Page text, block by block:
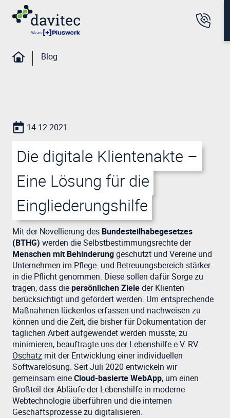
Blog
14.12.2021
Die digitale Klientenakte –
Eine Lösung für die
Eingliederungshilfe
Mit der Novellierung des Bundesteilhabegesetzes
(BTHG) werden die Selbstbestimmungsrechte der
Menschen mit Behinderunggeschützt und Vereine und
Unternehmen im Pflege- und Betreuungsbereich stärker
in die Pflicht genommen. Diese sollen dafür Sorge zu
tragen, dass diepersönlichen Zieleder Klienten
berücksichtigt und gefördert werden. Um entsprechende
Maßnahmen lückenlos erfassen und nachweisen zu
können und die Zeit, die bisher für Dokumentation der
täglichen Arbeit aufgewendet werden musste, zu
minimieren, beauftragte uns derLebenshilfe e.V. RV
Oschatz mit der Entwicklung einer individuellen
Softwarelösung. Seit Juli 2020 entwickeln wir
gemeinsam eineCloud-basierte WebApp, um einen
Großteil der Abläufe der Lebenshilfe in moderne
Webtechnologie überführen und die internen
Geschäftsprozesse zu digitalisieren.